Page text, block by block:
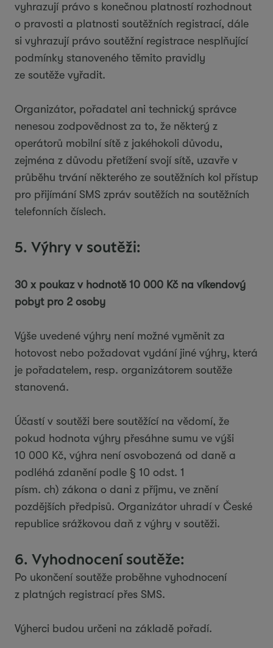
vyhrazují právo s konečnou platností rozhodnout
o pravosti a platnosti soutěžních registrací, dále
si vyhrazují právo soutěžní registrace nesplňující
podmínky stanoveného těmito pravidly
ze soutěže vyřadit.
Organizátor, pořadatel ani technický správce
nenesou zodpovědnost za to, že některý z
operátorů mobilní sítě z jakéhokoli důvodu,
zejména z důvodu přetížení svojí sítě, uzavře v
průběhu trvání některého ze soutěžních kol přístup
pro přijímání SMS zpráv soutěžích na soutěžních
telefonních číslech.
5. Výhry v soutěži:
30 x poukaz v hodnotě 10 000 Kč na víkendový
pobyt pro 2 osoby
Výše uvedené výhry není možné vyměnit za
hotovost nebo požadovat vydání jiné výhry, která
je pořadatelem, resp. organizátorem soutěže
stanovená.
Účastí v soutěži bere soutěžící na vědomí, že
pokud hodnota výhry přesáhne sumu ve výši
10 000 Kč, výhra není osvobozená od daně a
podléhá zdanění podle § 10 odst. 1
písm. ch) zákona o dani z příjmu, ve znění
pozdějších předpisů. Organizátor uhradí v České
republice srážkovou daň z výhry v soutěži.
6. Vyhodnocení soutěže:
Po ukončení soutěže proběhne vyhodnocení
z platných registrací přes SMS.
Výherci budou určeni na základě pořadí.